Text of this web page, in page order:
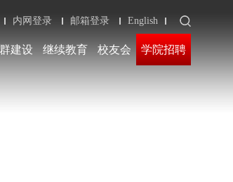
内网登录 邮箱登录 English
建设 继续教育 校友会 学院招聘